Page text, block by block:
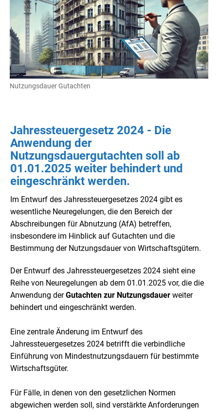
Nutzungsdauer Gutachten
Jahressteuergesetz 2024 - Die
Anwendung der
Nutzungsdauergutachten soll ab
01.01.2025 weiter behindert und
eingeschränkt werden.
Im Entwurf des Jahressteuergesetzes 2024 gibt es
wesentliche Neuregelungen, die den Bereich der
Abschreibungen für Abnutzung (AfA) betreffen,
insbesondere im Hinblick auf Gutachten und die
Bestimmung der Nutzungsdauer von Wirtschaftsgütern.
Der Entwurf des Jahressteuergesetzes 2024 sieht eine
Reihe von Neuregelungen ab dem 01.01.2025 vor, die die
Anwendung derGutachten zur Nutzungsdauer weiter
behindert und eingeschränkt werden.
Eine zentrale Änderung im Entwurf des
Jahressteuergesetzes 2024 betrifft die verbindliche
Einführung von Mindestnutzungsdauern für bestimmte
Wirtschaftsgüter.
Für Fälle, in denen von den gesetzlichen Normen
abgewichen werden soll, sind verstärkte Anforderungen